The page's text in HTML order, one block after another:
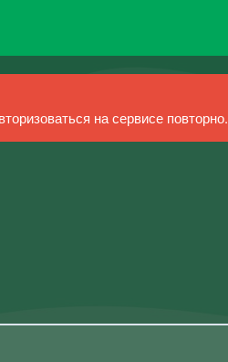
на сервисе повторно.